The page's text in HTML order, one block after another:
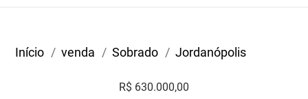
Início venda Sobrado Jordanópolis
R$ 630.000,00